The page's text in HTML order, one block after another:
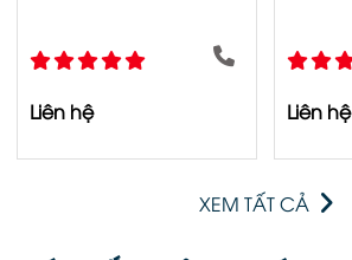
Liên hệ Liên hệ
XEM TẤT CẢ